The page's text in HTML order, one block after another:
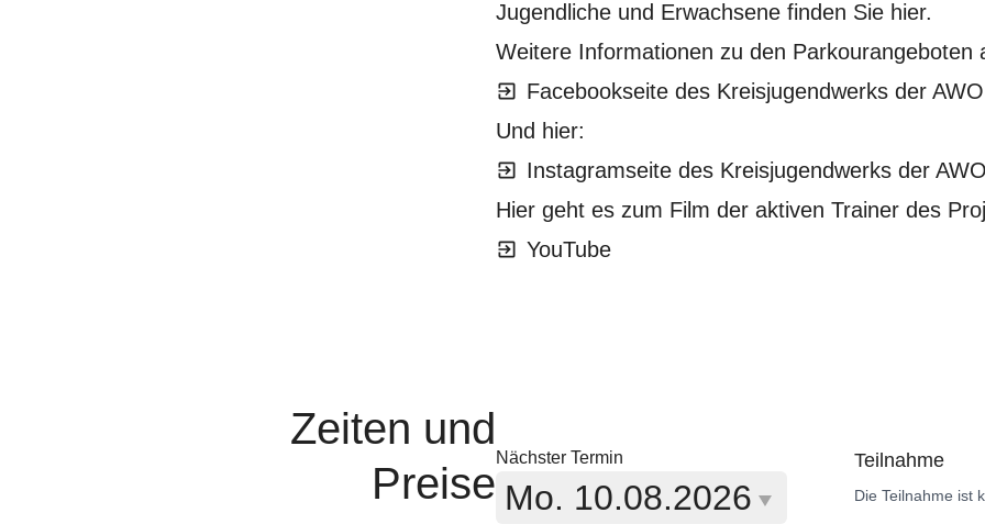
Jugendliche und Erwachsene finden Sie hier.
Weitere Informationen zu den Parkourangeboten
Facebookseite des Kreisjugendwerks der
Und hier:
Instagramseite des Kreisjugendwerks der
Hier geht es zum Film der aktiven Trainer des
YouTube
Zeiten und
Preise
Nächster Termin
Aktuell ausgewähltes Datum:
Mo. 10.08.2026
Teilnahme
Die Teilnahme ist